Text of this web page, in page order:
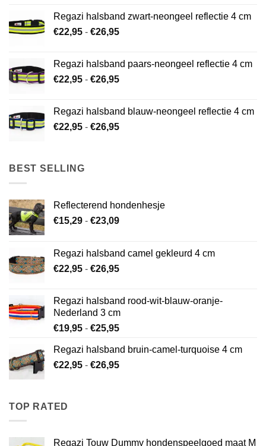
€26,95
Regazi halsband zwart-neongeel reflectie 4 cm
€22,95 - €26,95Prijsklasse:
€26,95
Regazi halsband paars-neongeel reflectie 4 cm
€22,95 - €26,95Prijsklasse:
€26,95
Regazi halsband blauw-neongeel reflectie 4 cm
€22,95 - €26,95Prijsklasse:
BEST SELLING
Reflecterend hondenhesje
€15,29 - €23,09Prijsklasse:
€23,09
Regazi halsband camel gekleurd 4 cm
€22,95 - €26,95Prijsklasse:
€26,95
Regazi halsband rood-wit-blauw-oranje-
Nederland 3 cm
€19,95 - €25,95Prijsklasse:
tot
€25,95
Regazi halsband bruin-camel-turquoise 4 cm
€22,95 - €26,95Prijsklasse:
TOP RATED
Regazi Touw Dummy hondenspeelgoed maat M